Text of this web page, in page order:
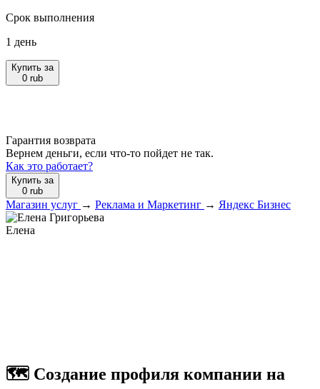
Срок выполнения
1 день
Купить за
0 rub
Гарантия возврата
Вернем деньги, если что-то пойдет не так.
Как это работает?
Купить за
0 rub
Магазин услуг → Реклама и Маркетинг → Яндекс Бизнес
Елена
🗺 Создание профиля компании на